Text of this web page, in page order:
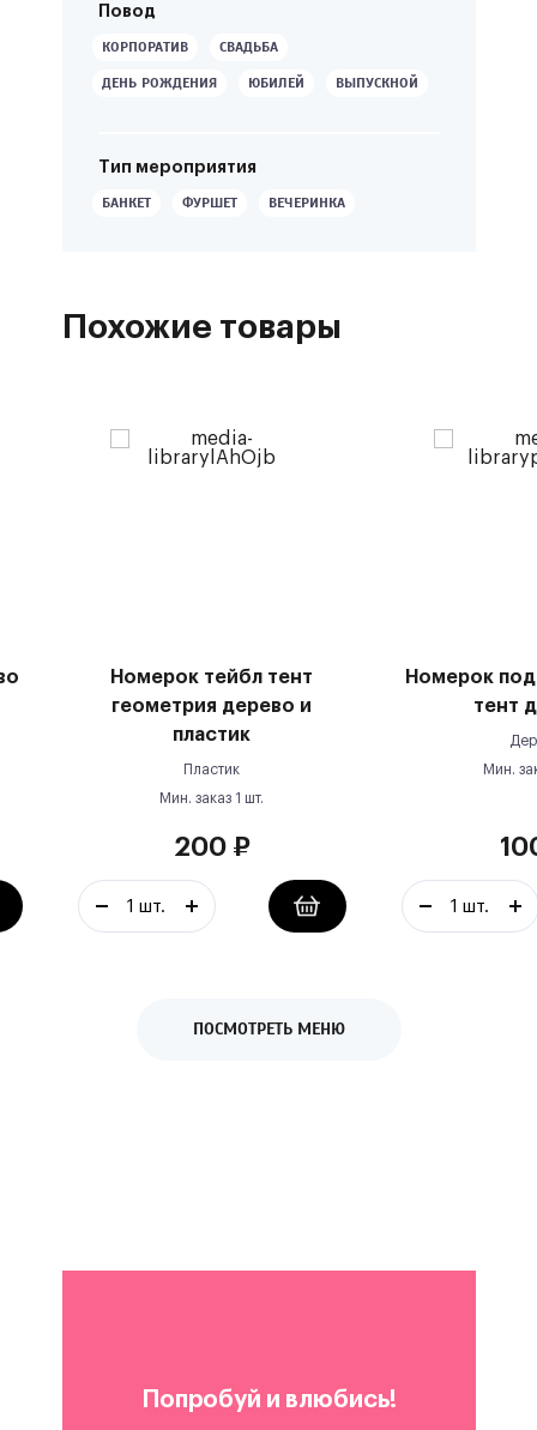
Повод
КОРПОРАТИВ СВАДЬБА
ДЕНЬ РОЖДЕНИЯ ЮБИЛЕЙ ВЫПУСКНОЙ
Тип мероприятия
БАНКЕТ ФУРШЕТ ВЕЧЕРИНКА
Похожие товары
Номерок тейбл тент
геометрия дерево и
пластик
Пластик
Мин. заказ 1 шт.
200₽
Номерок
тент
Мин.
ПОСМОТРЕТЬ МЕНЮ
Попробуй и влюбись!